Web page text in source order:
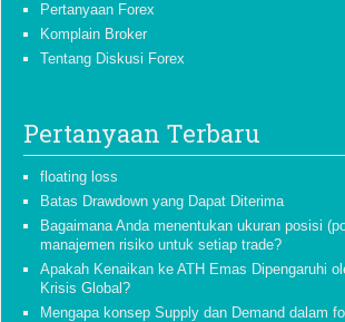
Pertanyaan Forex
Komplain Broker
Tentang Diskusi Forex
Pertanyaan Terbaru
floating loss
Batas Drawdown yang Dapat Diterima
Bagaimana Anda menentukan ukuran posisi
manajemen risiko untuk setiap trade?
Apakah Kenaikan ke ATH Emas Dipengaruhi
Krisis Global?
Mengapa konsep Supply dan Demand dalam